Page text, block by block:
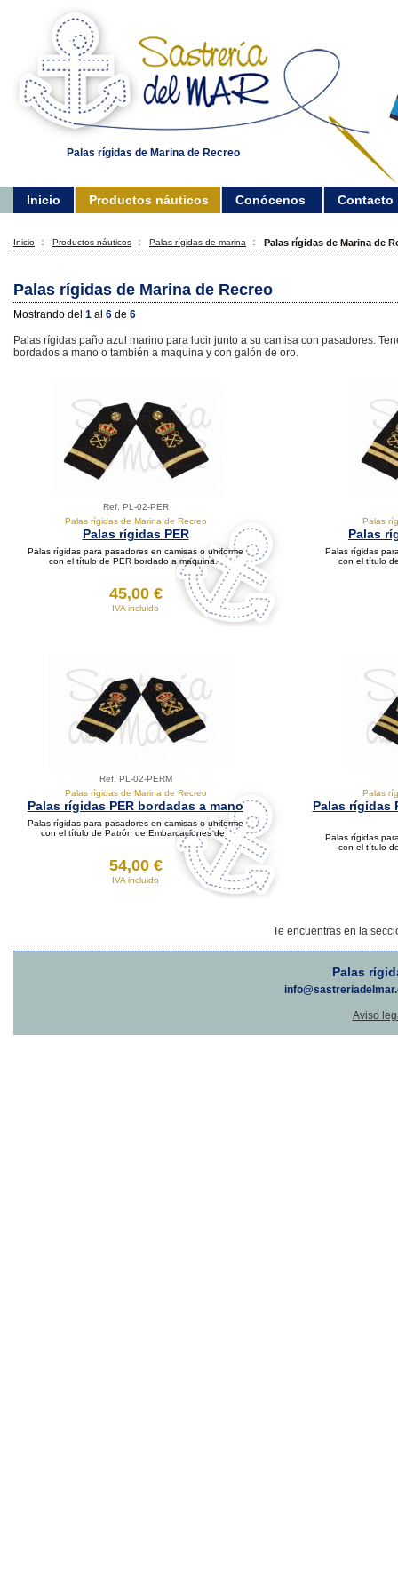
Palas rígidas de Marina de Recreo
Inicio Productos náuticos Conócenos Contacto
Inicio Productos náuticos Palas rígidas de marina Palas rígidas de Marina de
Palas rígidas de Marina de Recreo
Mostrando del 1 al 6 de 6
Palas rígidas paño azul marino para lucir junto a su camisa con pasadores.
bordados a mano o también a maquina y con galón de oro.
Ref. PL-02-PER
Palas rígidas de Marina de Recreo
Palas rígidas PER
Palas rígidas para pasadores en camisas o uniforme
con el título de PER bordado a maquina.
45,00 €
IVA incluido
Palas
Palas
Palas rígidas
con el título
Ref. PL-02-PERM
Palas rígidas de Marina de Recreo
Palas rígidas PER bordadas a mano
Palas rígidas para pasadores en camisas o uniforme
con el título de Patrón de Embarcaciones de
54,00 €
IVA incluido
Palas
Palas rígidas
Palas rígidas
con el título
Te encuentras en la
Palas
Aviso